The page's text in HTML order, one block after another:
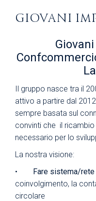
GIOVANI
Il gruppo nasce tra il
attivo a partire dal
sempre basata sul
convinti che il
necessario per lo
La nostra visione:
• Fare sistema/
coinvolgimento, la
circolare